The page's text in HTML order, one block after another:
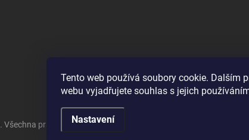
Tento web používá soubory cookie. Dalším
webu vyjadřujete souhlas s jejich
Nastavení
. Všechna práva vyhrazena.